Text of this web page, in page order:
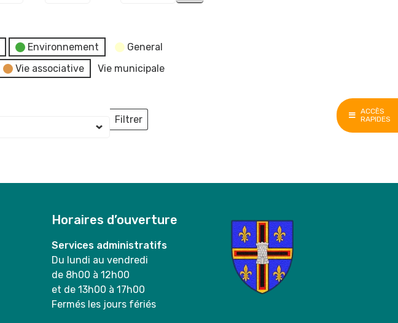
ACCÈS
RAPIDES
Environnement
General
Vie associative
Vie municipale
Filtrer
Lieux
Horaires d’ouverture
Services administratifs
Du lundi au vendredi
de 8h00 à 12h00
et de 13h00 à 17h00
Fermés les jours fériés